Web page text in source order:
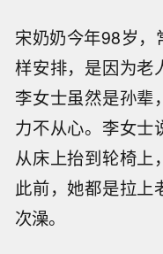
宋奶奶今年98岁
样安排，是因为老
李女士虽然是孙辈
力不从心。李女士
从床上抬到轮椅上
此前，她都是拉上
次澡。